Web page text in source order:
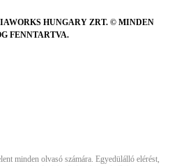
HUNGARY ZRT. © MINDEN
FENNTARTVA.
minden olvasó számára. Egyedülálló elérést,